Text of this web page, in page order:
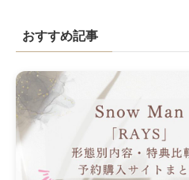
おすすめ記事